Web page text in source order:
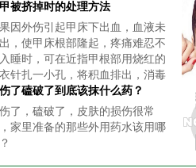
被挤掉时的处理方法
因外伤引起甲床下出血，血液未
，使甲床根部隆起，疼痛难忍不
睡时，可在近指甲根部用烧红的
针扎一小孔，将积血排出，消毒
压包扎指甲。
了磕破了到底该抹什么药？
了，磕破了，皮肤的损伤很常
家里准备的那些外用药水该用哪